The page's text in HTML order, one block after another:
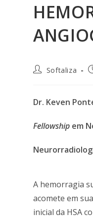
Softaliza
Dr. Keven
Fellowship em
A hemorragia
acomete em
inicial da HSA